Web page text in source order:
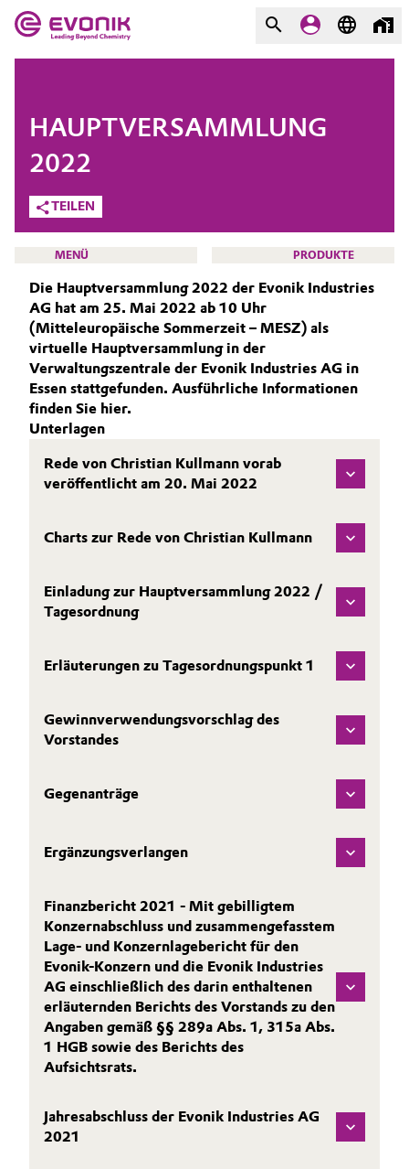
Market
Additive Manufacturing
Adhesives & Sealants
Aerospace
Agriculture
Animal Nutrition & Health
Automotive & Transportation
Battery
Building, Construction & Infrastructure
Chemical Industry
Circular Economy
Coatings, Paints & Printing
Consumer Goods & Lifestyle
Electronics & Telecommunications
Food & Beverage
Green Hydrogen
Home Care & Cleaning
Industrial Manufacturing & Machinery
Lubricants & Lubricant Additives
Evonik - Leading Beyond
Chemistry
Was uns antreibt
We go beyond
Innovation
Purpose
BVB Partnerschaft
Geschichte
Struktur & Organisation
Vorstand
Struktur
ESHQ
Governance & Compliance
Allgemeine Verkaufs- und Lieferbedingungen
(AVB)
Business Lines
Karriere
Investor Relations
Medien
UNTERNEHMEN
TEILEN
HAUPTVERSAMMLUNG
2022
MENÜ PRODUKTE
INVESTOREN
WARUM IN EVONIK INVESTIEREN?
AKTIE
REPORTING
VERÖFFENTLICHUNGEN
Die Hauptversammlung 2022 der Evonik Industries
AG hat am 25. Mai 2022 ab 10 Uhr
(Mitteleuropäische Sommerzeit – MESZ) als
virtuelle Hauptversammlung in der
Verwaltungszentrale der Evonik Industries AG in
Essen stattgefunden. Ausführliche Informationen
finden Sie hier.
Unterlagen
Rede von Christian Kullmann vorab
veröffentlicht am 20. Mai 2022
Charts zur Rede von Christian Kullmann
Einladung zur Hauptversammlung 2022 /
Tagesordnung
Erläuterungen zu Tagesordnungspunkt 1
Gewinnverwendungsvorschlag des
Vorstandes
Gegenanträge
Ergänzungsverlangen
Finanzbericht 2021 - Mit gebilligtem
Konzernabschluss und zusammengefasstem
Lage- und Konzernlagebericht für den
Evonik-Konzern und die Evonik Industries
AG einschließlich des darin enthaltenen
erläuternden Berichts des Vorstands zu den
Angaben gemäß §§ 289a Abs. 1, 315a Abs.
1 HGB sowie des Berichts des
Aufsichtsrats.
Jahresabschluss der Evonik Industries AG
2021